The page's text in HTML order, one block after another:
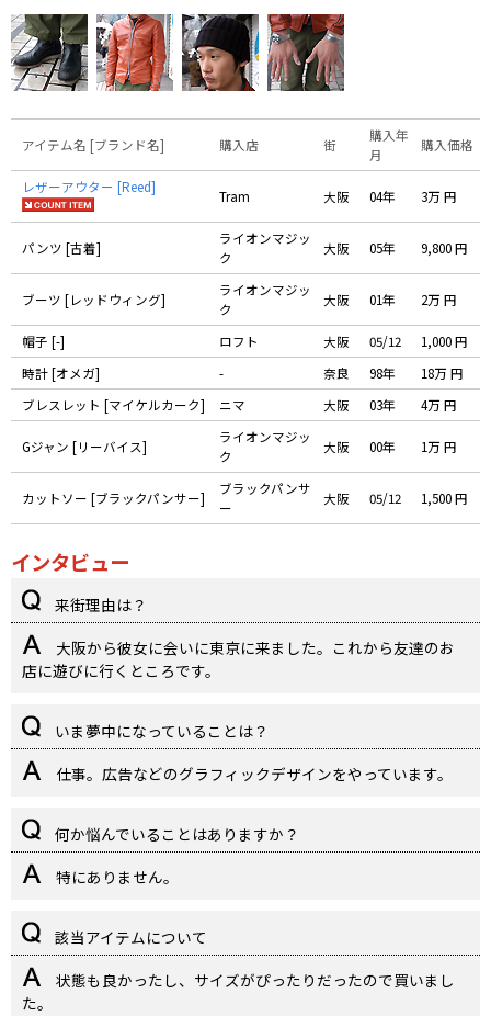
アイテム名 [ブランド名] 購入店 街
購入年
月
購入価格
レザーアウター [Reed]
Tram 大阪 04年 3万 円
パンツ [古着]
ライオンマジッ
ク
大阪 05年 9,800 円
ブーツ [レッドウィング]
ライオンマジッ
ク
大阪 01年 2万 円
帽子 [-] ロフト 大阪 05/12
1,000 円
時計 [オメガ]
- 奈良 98年
18万 円
ブレスレット [マイケルカーク]
ニマ 大阪 03年 4万 円
Gジャン [リーバイス]
ライオンマジッ
ク
大阪 00年 1万 円
カットソー [ブラックパンサー]
ブラックパンサ
ー
大阪 05/12 1,500 円
インタビュー
来街理由は？
大阪から彼女に会いに東京に来ました。これから友達のお
店に遊びに行くところです。
いま夢中になっていることは？
仕事。広告などのグラフィックデザインをやっています。
何か悩んでいることはありますか？
特にありません。
該当アイテムについて
状態も良かったし、サイズがぴったりだったので買いまし
た。